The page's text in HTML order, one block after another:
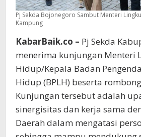
Pj Sekda Bojonegoro Sambut Menteri
Kampung
KabarBaik.co – Pj Sekda
menerima kunjungan Menteri
Hidup/Kepala Badan
Hidup (BPLH) beserta
Kunjungan tersebut adalah
sinergisitas dan kerja sama
Daerah dalam mengatasi